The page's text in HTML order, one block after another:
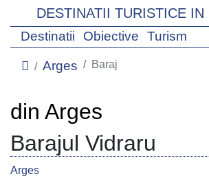
DESTINATII TURISTICE IN
Destinatii Obiective Turism
Arges Baraj
din Arges
Barajul Vidraru
Arges